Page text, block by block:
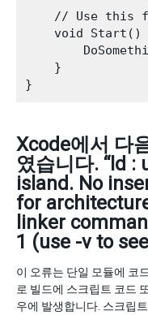
// Use this
void Start()
    }
Xcode에서 다
였습니다. “ld
island. No
for
linker
1 (use -v to
이 오류는 단일 모듈에 코
로 빌드에 스크립트 코드
우에 발생합니다. 스크립